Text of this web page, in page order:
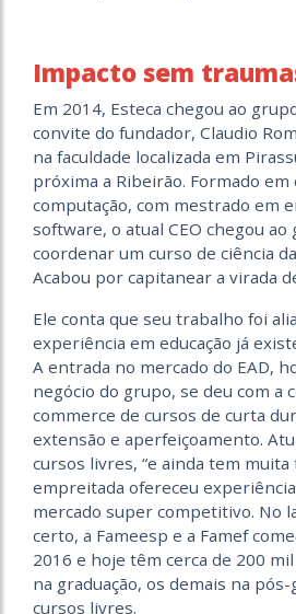
Impacto sem
Em 2014, Esteca chegou ao
convite do fundador, Claudio
na faculdade localizada em
próxima a Ribeirão. Formado em
computação, com mestrado em
software, o atual CEO chegou ao
coordenar um curso de ciência
Acabou por capitanear a virada
Ele conta que seu trabalho foi
experiência em educação já
A entrada no mercado do EAD,
negócio do grupo, se deu com a
commerce de cursos de curta
extensão e aperfeiçoamento.
cursos livres, “e ainda tem muita
empreitada ofereceu
mercado super competitivo. No
certo, a Fameesp e a Famef
2016 e hoje têm cerca de 200
na graduação, os demais na
cursos livres.